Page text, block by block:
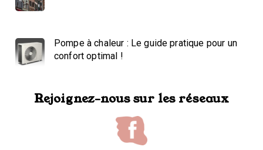
Pompe à chaleur : Le guide pratique pour un
confort optimal !
Rejoignez-nous sur les réseaux